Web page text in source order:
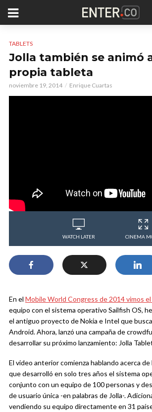
TABLETS
Jolla también se animó
propia tableta
noviembre 19, 2014 Enrique Cuartas
WATCH LATER CINEMA
En el Mobile World Congress de 2014 vimos
equipo con el sistema operativo Sailfish OS,
el antiguo proyecto de Nokia e Intel que
Android. Ahora, lanzó una campaña de
desarrollar su próximo lanzamiento: Jolla
El video anterior comienza hablando acerca de
que desarrolló en solo tres años el sistema
conjunto con un equipo de 100 personas y
de usuario única -en palabras de Jolla-.
vendiendo su equipo directamente en 31